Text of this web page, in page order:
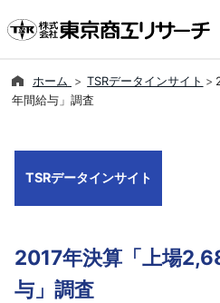
ホーム TSRデータインサイト
年間給与」調査
TSRデータインサイト
2017年決算「上場
与」調査